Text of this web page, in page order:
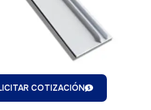
COTIZACIÓN